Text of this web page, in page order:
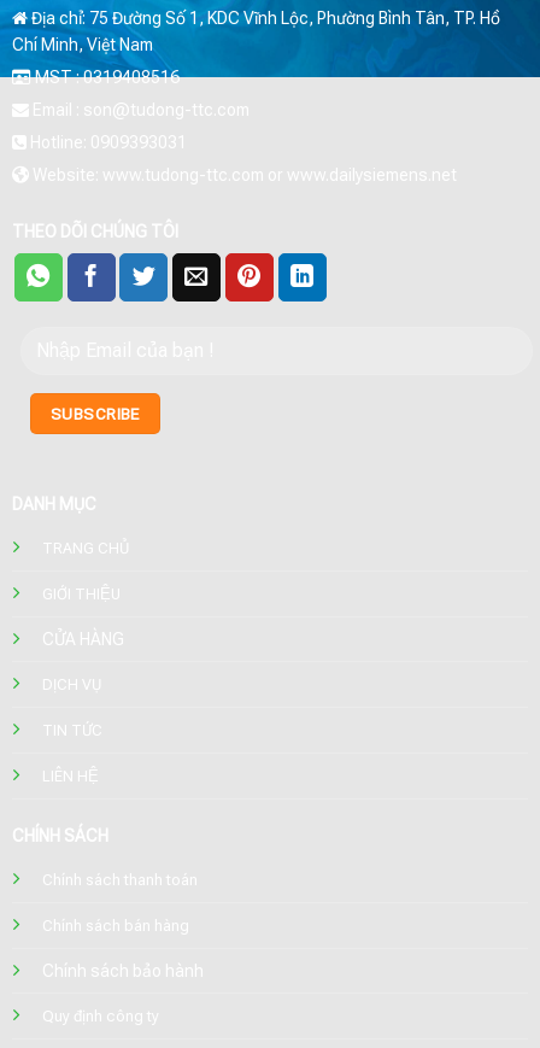
Địa chỉ: 75 Đường Số 1, KDC Vĩnh Lộc, Phường Bình Tân, TP. Hồ
Chí Minh, Việt Nam
MST : 0319408516
Email : son@tudong-ttc.com
Hotline: 0909393031
Website: www.tudong-ttc.com or www.dailysiemens.net
THEO DÕI CHÚNG TÔI
DANH MỤC
TRANG CHỦ
GIỚI THIỆU
CỬA HÀNG
DỊCH VỤ
TIN TỨC
LIÊN HỆ
CHÍNH SÁCH
Chính sách thanh toán
Chính sách bán hàng
Chính sách bảo hành
Quy định công ty